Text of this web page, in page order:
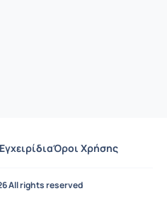
ΕγχειρίδιαΌροι Χρήσης
All rights reserved